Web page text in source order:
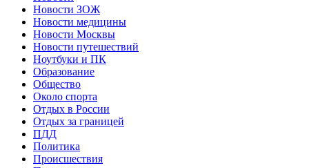
Новости ЗОЖ
Новости медицины
Новости Москвы
Новости путешествий
Ноутбуки и ПК
Образование
Общество
Около спорта
Отдых в России
Отдых за границей
ПДД
Политика
Происшествия